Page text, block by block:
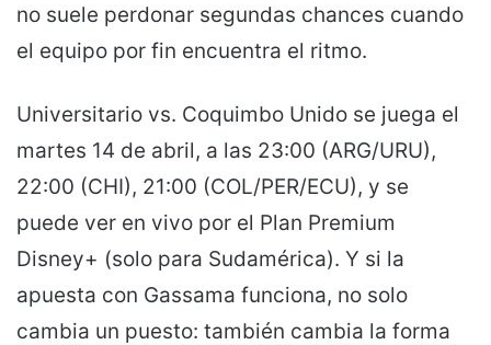
no suele perdonar segundas chances cuando
el equipo por fin encuentra el ritmo.
Universitario vs. Coquimbo Unido se juega el
martes 14 de abril, a las 23:00 (ARG/URU),
22:00 (CHI), 21:00 (COL/PER/ECU), y se
puede ver en vivo por el Plan Premium
Disney+ (solo para Sudamérica). Y si la
apuesta con Gassama funciona, no solo
cambia un puesto: también cambia la forma